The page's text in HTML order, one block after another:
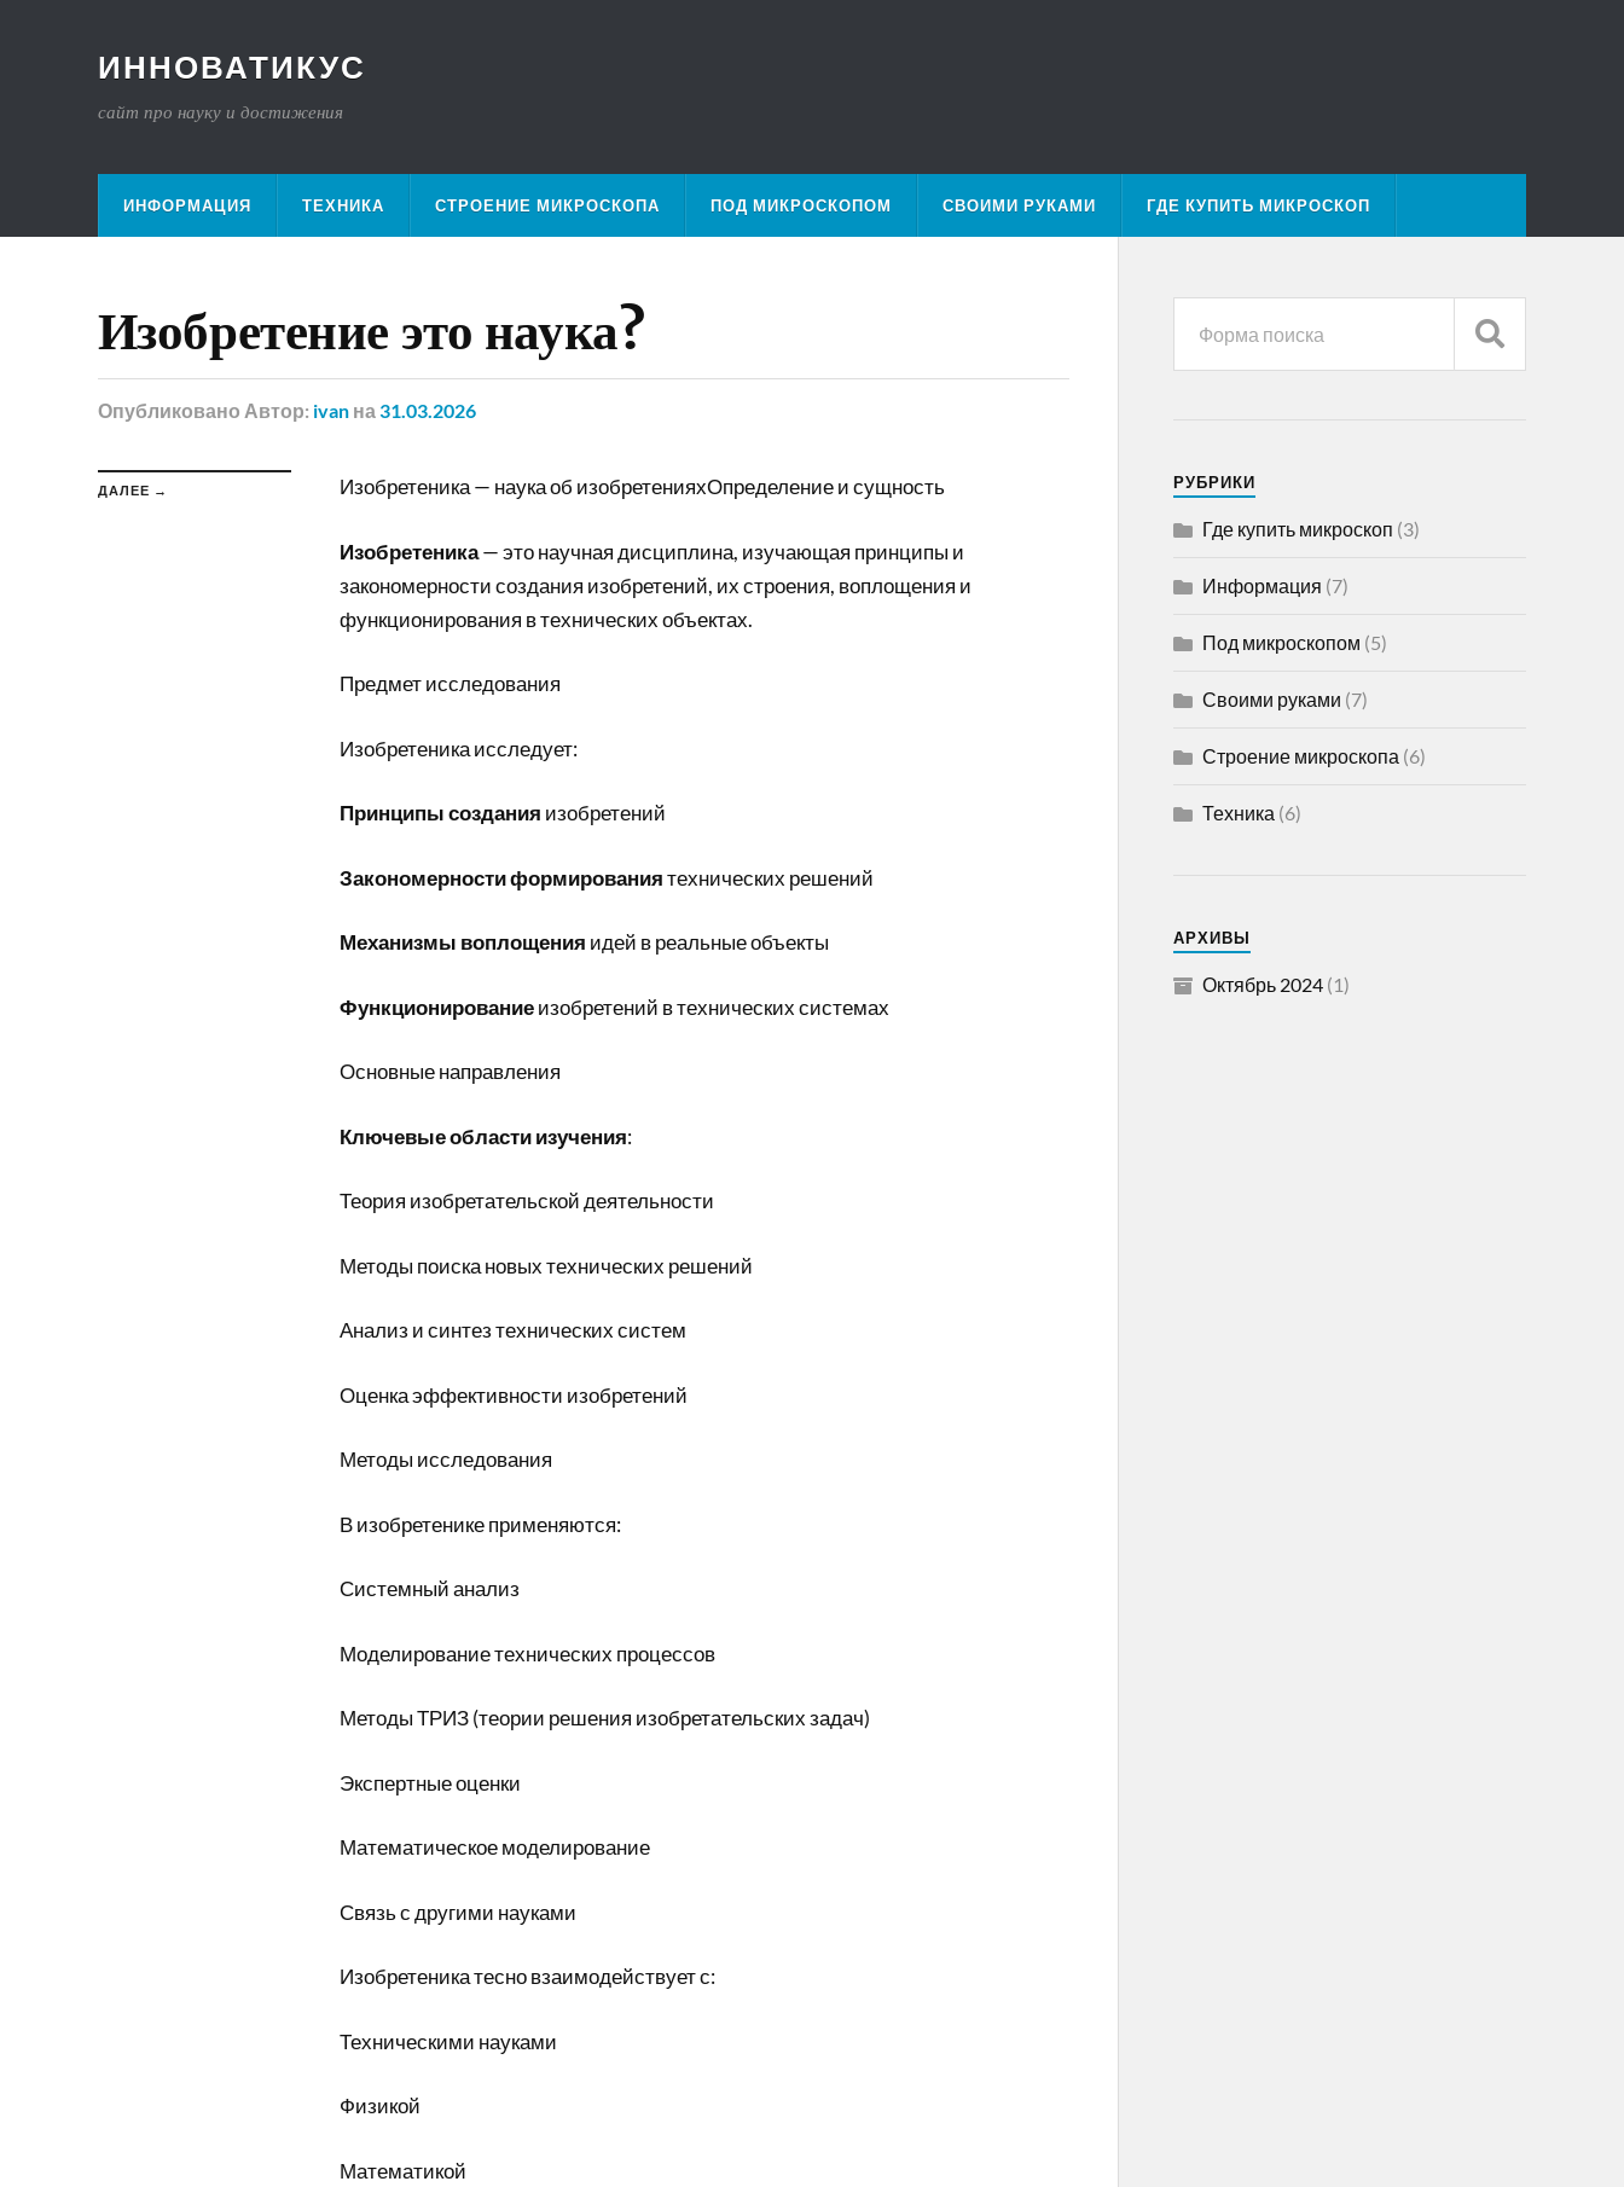
ИННОВАТИКУС
сайт про науку и достижения
ИНФОРМАЦИЯ ТЕХНИКА СТРОЕНИЕ МИКРОСКОПА ПОД МИКРОСКОПОМ СВОИМИ РУКАМИ ГДЕ КУПИТЬ МИКРОСКОП
Изобретение это наука?
Опубликовано Автор: ivan на31.03.2026
ДАЛЕЕ → Изобретеника — наука об изобретенияхОпределение и сущность
Изобретеника— это научная дисциплина, изучающая принципы и
закономерности создания изобретений, их строения, воплощения и
функционирования в технических объектах.
Предмет исследования
Изобретеника исследует:
Принципы создания изобретений
Закономерности формированиятехнических решений
Механизмы воплощения идей в реальные объекты
Функционированиеизобретений в технических системах
Основные направления
Ключевые области изучения:
Теория изобретательской деятельности
Методы поиска новых технических решений
Анализ и синтез технических систем
Оценка эффективности изобретений
Методы исследования
В изобретенике применяются:
Системный анализ
Моделирование технических процессов
Методы ТРИЗ (теории решения изобретательских задач)
Экспертные оценки
Математическое моделирование
Связь с другими науками
Изобретеника тесно взаимодействует с:
Техническими науками
Физикой
Математикой
РУБРИКИ
Где купить микроскоп (3)
Информация (7)
Под микроскопом (5)
Своими руками (7)
Строение микроскопа (6)
Техника (6)
АРХИВЫ
Октябрь 2024(1)